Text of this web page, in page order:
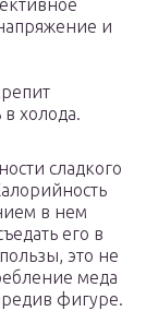
и
холода.
сладкого
в нем
его в
это не
меда
фигуре.